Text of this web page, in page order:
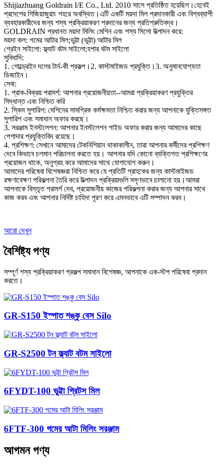
Shijiazhuang Goldrain I/E Co., Ltd. 2010 সালে প্রতিষ্ঠিত হয়েছিল।হেবেই
প্রদেশের শিজিয়াজুয়াং শহরে অবস্থিত।এটি একটি ময়দা মিল প্রদানকারী এবং বিশ্বব্যাপী
ব্যবহারকারীদের জন্য শস্য প্রক্রিয়াকরণ প্রদানের জন্য প্রতিশ্রুতিবদ্ধ।
GOLDRAIN প্রধানত ময়দা মিলিং মেশিন এবং শস্য সিলো উত্পাদন করে:
ময়দা কল: গমের আটার মিল;ভুট্টা (ভুট্টা) আটার মিল
গ্রেইন সাইলো: ফ্ল্যাট বটম সাইলো;হপার বটম সাইলো
সুবিধাদি:
1. গোল্ড্রেইন দলের টার্ন-কী প্রকল্প।2. কাস্টমাইজড প্রযুক্তি।3. অনুমানযোগ্যতা
ডিজাইন।
সেবা:
1. প্রাক-বিক্রয় পরামর্শ: আপনার প্রয়োজনীয়তা--আমরা প্রক্রিয়াকরণ প্রযুক্তির
সিদ্ধান্ত এবং নিশ্চিত করি
2. স্কিম সুপারিশ: মেশিনের সামগ্রিক কর্মক্ষমতা নিশ্চিত করার জন্য আপনাকে যুক্তিসঙ্গত
সুপারিশ এবং সমাধান অফার করছে।
3. সরঞ্জাম ইনস্টলেশন: আপনার ইনস্টলেশন গাইড অফার করার জন্য আমাদের কাছে
পেশাদার প্রযুক্তিবিদ রয়েছে।
4. প্রশিক্ষণ: সেখানে আমাদের টেকনিশিয়ান থাকাকালীন, তারা আপনার কর্মীদের প্রশিক্ষণ
দেবে কিভাবে চলমান পরিচালনা করতে হয়। আপনার যদি কোনো ব্যক্তিগত প্রশিক্ষণের
প্রয়োজন থাকে, অনুগ্রহ করে আমাদের সাথে যোগাযোগ করুন।
আমাদের পরিষেবা বিশেষজ্ঞরা নিশ্চিত করে যে প্রতিটি গ্রাহকের জন্য কাস্টমাইজড
রক্ষণাবেক্ষণ পরিকল্পনা তৈরি করে উত্পাদন প্রক্রিয়াগুলি মসৃণভাবে চালানো হয়।আমরা
আপনাকে বিস্তৃত পরামর্শ দেব, প্রয়োজনীয় কাজের পরিকল্পনা করার জন্য আপনার সাথে
কাজ করব এবং আপনার নির্দিষ্ট চাহিদা পূরণ করে এমনভাবে এটি সম্পাদন করব।
আরো দেখুন
বৈশিষ্ট্য পণ্য
সম্পূর্ণ শস্য প্রক্রিয়াকরণ প্রকল্প সমাধান বিশেষজ্ঞ, আপনাকে এক-স্টপ পরিষেবা প্রদান
করতে।
GR-S150 ইস্পাত শঙ্কু বেস Silo
GR-S2500 টন ফ্ল্যাট বটম সাইলো
6FYDT-100 ভুট্টা গ্রিটস মিল
6FTF-300 গমের আটা মিলিং সরঞ্জাম
আগমন পণ্য